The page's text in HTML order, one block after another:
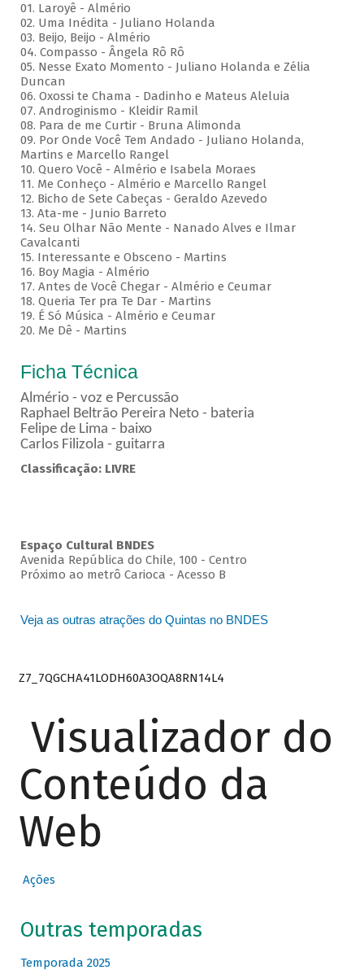
01. Laroyê - Almério
02. Uma Inédita - Juliano Holanda
03. Beijo, Beijo - Almério
04. Compasso - Ângela Rô Rô
05. Nesse Exato Momento - Juliano Holanda e Zélia
Duncan
06. Oxossi te Chama - Dadinho e Mateus Aleluia
07. Androginismo - Kleidir Ramil
08. Para de me Curtir - Bruna Alimonda
09. Por Onde Você Tem Andado - Juliano Holanda,
Martins e Marcello Rangel
10. Quero Você - Almério e Isabela Moraes
11. Me Conheço - Almério e Marcello Rangel
12. Bicho de Sete Cabeças - Geraldo Azevedo
13. Ata-me - Junio Barreto
14. Seu Olhar Não Mente - Nanado Alves e Ilmar
Cavalcanti
15. Interessante e Obsceno - Martins
16. Boy Magia - Almério
17. Antes de Você Chegar - Almério e Ceumar
18. Queria Ter pra Te Dar - Martins
19. É Só Música - Almério e Ceumar
20. Me Dê - Martins
Ficha Técnica
Almério - voz e Percussão
Raphael Beltrão Pereira Neto - bateria
Felipe de Lima - baixo
Carlos Filizola - guitarra
Classificação: LIVRE
Espaço Cultural BNDES
Avenida República do Chile, 100 - Centro
Próximo ao metrô Carioca - Acesso B
Veja as outras atrações do Quintas no BNDES
Z7_7QGCHA41LODH60A3OQA8RN14L4
Visualizador do
Conteúdo da
Web
Ações
Outras temporadas
Temporada 2025